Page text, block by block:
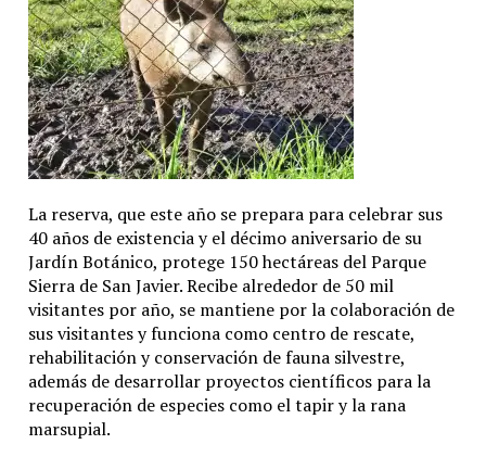
La reserva, que este año se prepara para celebrar sus
40 años de existencia y el décimo aniversario de su
Jardín Botánico, protege 150 hectáreas del Parque
Sierra de San Javier. Recibe alrededor de 50 mil
visitantes por año, se mantiene por la colaboración de
sus visitantes y funciona como centro de rescate,
rehabilitación y conservación de fauna silvestre,
además de desarrollar proyectos científicos para la
recuperación de especies como el tapir y la rana
marsupial.